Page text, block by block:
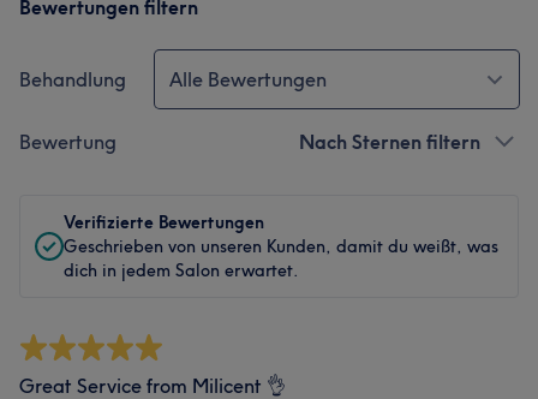
Bewertungen filtern
Behandlung Alle Bewertungen
Bewertung Nach Sternen filtern
Verifizierte Bewertungen
Geschrieben von unseren Kunden, damit du weißt, was
dich in jedem Salon erwartet.
Great Service from Milicent 👌